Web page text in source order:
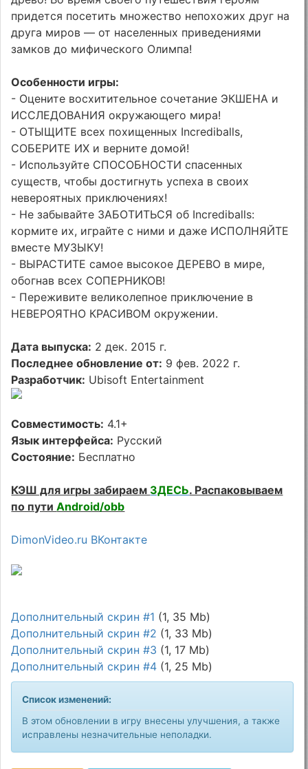
придется посетить множество непохожих друг на
друга миров — от населенных приведениями
замков до мифического Олимпа!
Особенности игры:
- Оцените восхитительное сочетание ЭКШЕНА и
ИССЛЕДОВАНИЯ окружающего мира!
- ОТЫЩИТЕ всех похищенных Incrediballs,
СОБЕРИТЕ ИХ и верните домой!
- Используйте СПОСОБНОСТИ спасенных
существ, чтобы достигнуть успеха в своих
невероятных приключениях!
- Не забывайте ЗАБОТИТЬСЯ об Incrediballs:
кормите их, играйте с ними и даже ИСПОЛНЯЙТЕ
вместе МУЗЫКУ!
- ВЫРАСТИТЕ самое высокое ДЕРЕВО в мире,
обогнав всех СОПЕРНИКОВ!
- Переживите великолепное приключение в
НЕВЕРОЯТНО КРАСИВОМ окружении.
Дата выпуска: 2 дек. 2015 г.
Последнее обновление от: 9 фев. 2022 г.
Разработчик: Ubisoft Entertainment
Совместимость: 4.1+
Язык интерфейса: Русский
Состояние: Бесплатно
КЭШ для игры забираем ЗДЕСЬ. Распаковываем
по путиAndroid/obb
DimonVideo.ru ВКонтакте
Дополнительный скрин #1 (1, 35 Mb)
Дополнительный скрин #2 (1, 33 Mb)
Дополнительный скрин #3 (1, 17 Mb)
Дополнительный скрин #4 (1, 25 Mb)
Список изменений:
В этом обновлении в игру внесены улучшения, а также
исправлены незначительные неполадки.